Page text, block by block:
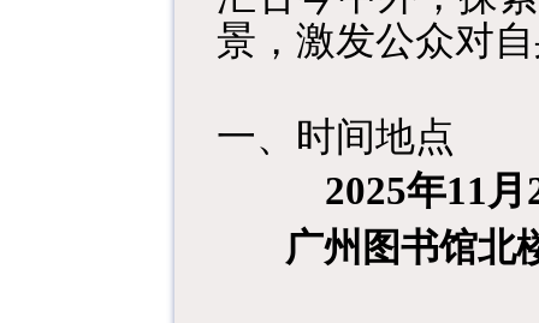
景，激发公众对
一、时间地点
2025年11
广州图书馆北